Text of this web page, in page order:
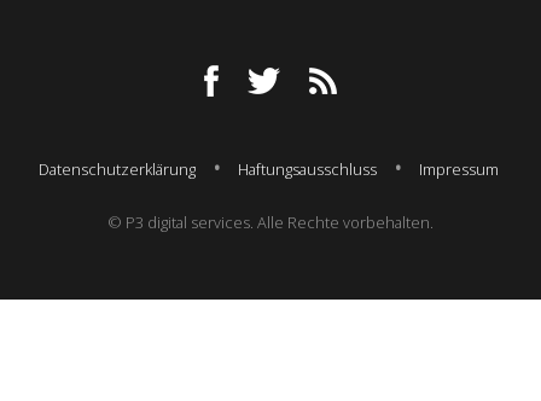
Datenschutzerklärung Haftungsausschluss Impressum
© P3 digital services. Alle Rechte vorbehalten.